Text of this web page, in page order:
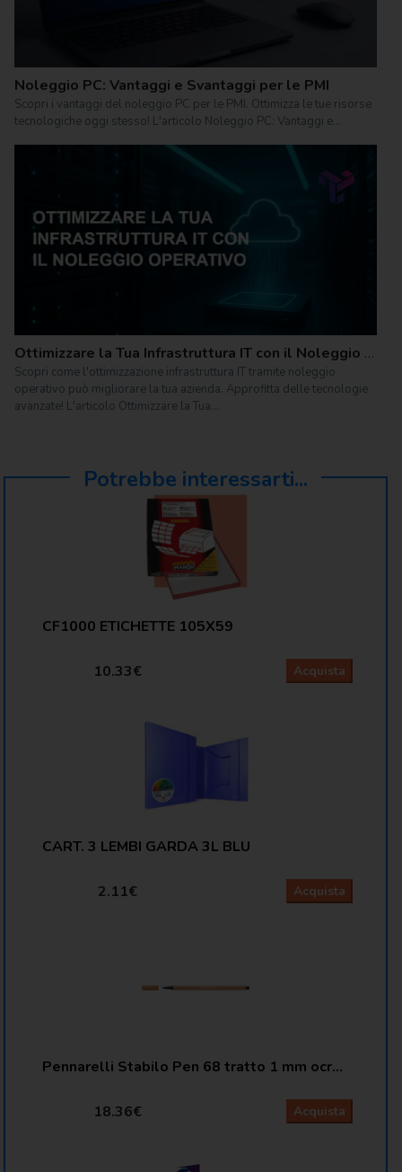
Noleggio PC: Vantaggi e Svantaggi per le PMI
Scopri i vantaggi del noleggio PC per le PMI. Ottimizza le tue risorse
tecnologiche oggi stesso! L'articolo Noleggio PC: Vantaggi e...
Ottimizzare la Tua Infrastruttura IT con il Noleggio Operativo
Scopri come l'ottimizzazione infrastruttura IT tramite noleggio
operativo può migliorare la tua azienda. Approfitta delle tecnologie
avanzate! L'articolo Ottimizzare la Tua...
Potrebbe interessarti...
CF1000 ETICHETTE 105X59
10.33€ Acquista
CART. 3 LEMBI GARDA 3L BLU
2.11€ Acquista
Pennarelli Stabilo Pen 68 tratto 1 mm ocra scuro 68/89
18.36€ Acquista